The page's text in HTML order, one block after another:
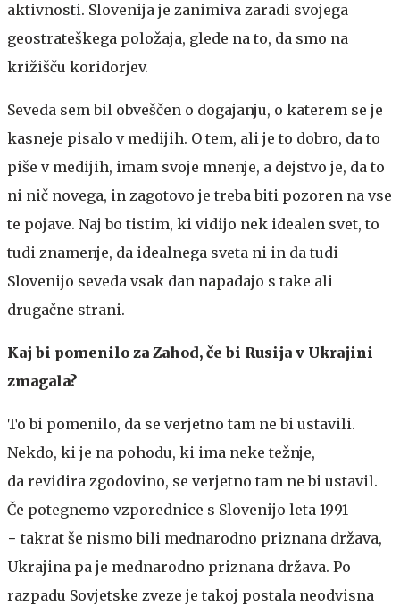
aktivnosti. Slovenija je zanimiva zaradi svojega
geostrateškega položaja, glede na to, da smo na
križišču koridorjev.
Seveda sem bil obveščen o dogajanju, o katerem se je
kasneje pisalo v medijih. O tem, ali je to dobro, da to
piše v medijih, imam svoje mnenje, a dejstvo je, da to
ni nič novega, in zagotovo je treba biti pozoren na vse
te pojave. Naj bo tistim, ki vidijo nek idealen svet, to
tudi znamenje, da idealnega sveta ni in da tudi
Slovenijo seveda vsak dan napadajo s take ali
drugačne strani.
Kaj bi pomenilo za Zahod, če bi Rusija v Ukrajini
zmagala?
To bi pomenilo, da se verjetno tam ne bi ustavili.
Nekdo, ki je na pohodu, ki ima neke težnje,
da revidira zgodovino, se verjetno tam ne bi ustavil.
Če potegnemo vzporednice s Slovenijo leta 1991
− takrat še nismo bili mednarodno priznana država,
Ukrajina pa je mednarodno priznana država. Po
razpadu Sovjetske zveze je takoj postala neodvisna